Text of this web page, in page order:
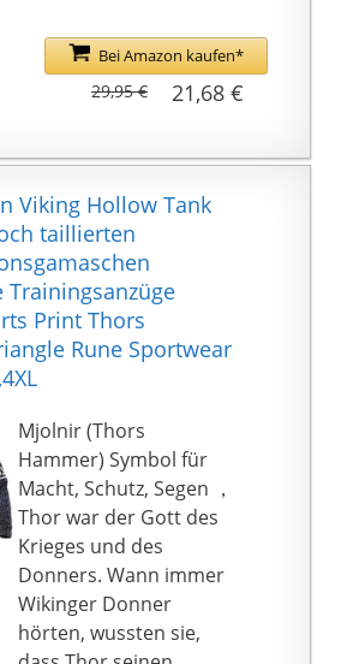
Bei Amazon kaufen*
21,68 €
29,95 €
Viking Hollow Tank
taillierten
Trainingsanzüge
Print Thors
Rune Sportwear
Mjolnir (Thors
Hammer) Symbol für
Macht, Schutz, Segen ，
Thor war der Gott des
Krieges und des
Donners. Wann immer
Wikinger Donner
hörten, wussten sie,